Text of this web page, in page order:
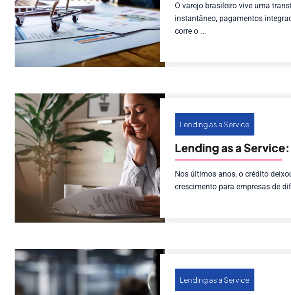
O varejo brasileiro vive uma
instantâneo, pagamentos
corre o ...
Lending as a Service
Lending as a
Nos últimos anos, o crédito
crescimento para empresas de
Lending as a Service